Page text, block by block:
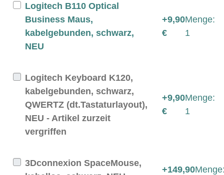
Logitech B110 Optical
Business Maus,
kabelgebunden, schwarz,
NEU
+9,90
€
Menge:
1
Logitech Keyboard K120,
kabelgebunden, schwarz,
QWERTZ (dt.Tastaturlayout),
NEU - Artikel zurzeit
vergriffen
+9,90
€
Menge:
1
3Dconnexion SpaceMouse,
+149,90